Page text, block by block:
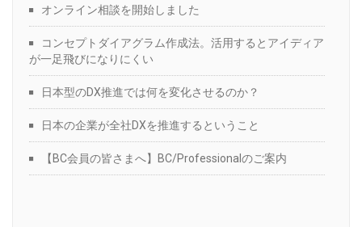
オンライン相談を開始しました
コンセプトダイアグラム作成法。活用するとアイディア
が一足飛びになりにくい
日本型のDX推進では何を変化させるのか？
日本の企業が全社DXを推進するということ
【BC会員の皆さまへ】BC/Professionalのご案内